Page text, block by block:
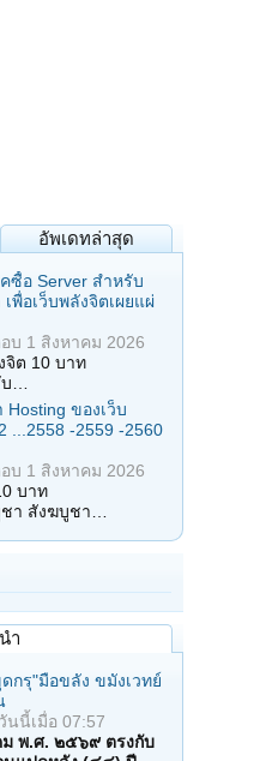
อัพเดทล่าสุด
ซื้อ Server สำหรับ
พื่อเว็บพลังจิตเผยแผ่
บ 1 สิงหาคม 2026
จิต 10 บาท
…
ของเว็บ
...2558 -2559 -2560
บ 1 สิงหาคม 2026
บาท
า สังฆบูชา…
ำ
ดกรุ"มือขลัง ขมังเวทย์
วันนี้เมื่อ 07:57
พ.ศ. ๒๕๖๙ ตรงกับ